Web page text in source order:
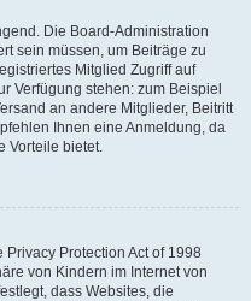
Die Board-Administration
sein müssen, um Beiträge zu
Mitglied Zugriff auf
Verfügung stehen: zum Beispiel
an andere Mitglieder, Beitritt
Ihnen eine Anmeldung, da
Vorteile bietet.
Protection Act of 1998
von Kindern im Internet von
dass Websites, die